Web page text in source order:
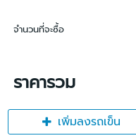
จำนวนที่จะซื้อ
ราคารวม
เพิ่มลงรถเข็น